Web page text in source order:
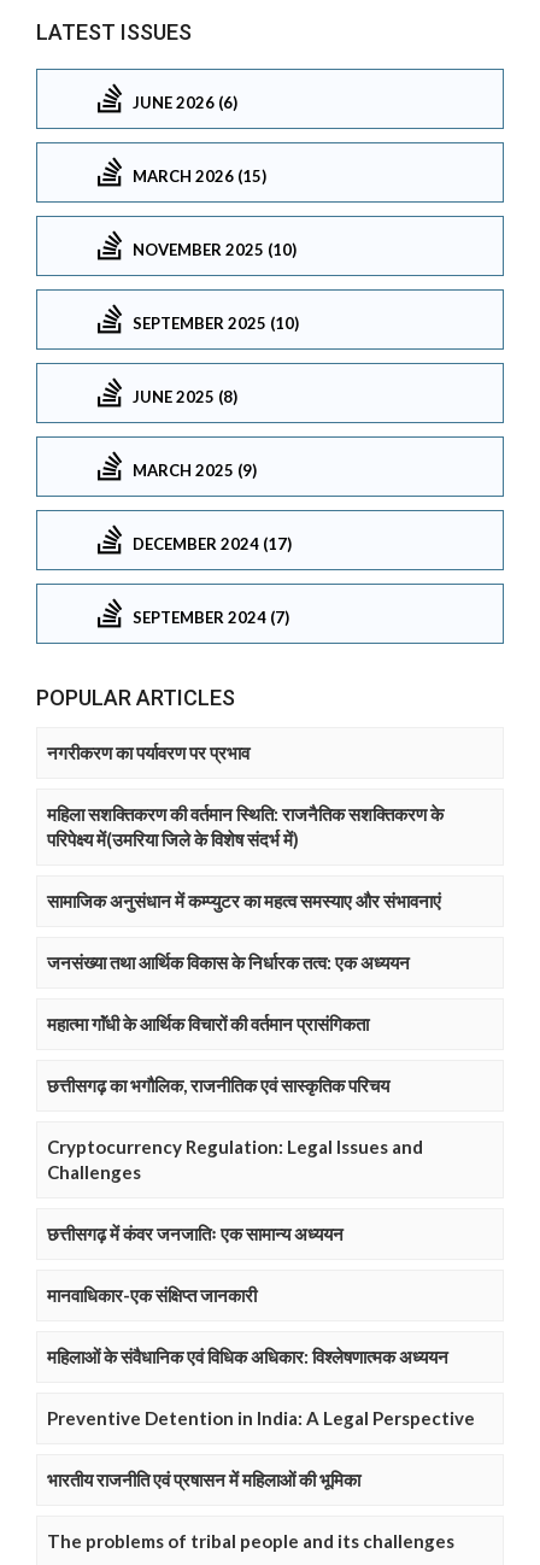
LATEST ISSUES
JUNE 2026 (6)
MARCH 2026 (15)
NOVEMBER 2025 (10)
SEPTEMBER 2025 (10)
JUNE 2025 (8)
MARCH 2025 (9)
DECEMBER 2024 (17)
SEPTEMBER 2024 (7)
POPULAR ARTICLES
नगरीकरण का पर्यावरण पर प्रभाव
महिला सशक्तिकरण की वर्तमान स्थिति: राजनैतिक सशक्तिकरण के
परिपेक्ष्य में(उमरिया जिले के विशेष संदर्भ में)
सामाजिक अनुसंधान में कम्प्युटर का महत्व समस्याए और संभावनाएं
जनसंख्या तथा आर्थिक विकास के निर्धारक तत्व: एक अध्ययन
महात्मा गाॅंधी के आर्थिक विचारों की वर्तमान प्रासंगिकता
छत्तीसगढ़ का भगौलिक, राजनीतिक एवं सास्कृतिक परिचय
Cryptocurrency Regulation: Legal Issues and
Challenges
छत्तीसगढ़ में कंवर जनजातिः एक सामान्य अध्ययन
मानवाधिकार-एक संक्षिप्त जानकारी
महिलाओं के संवैधानिक एवं विधिक अधिकार: विश्लेषणात्मक अध्ययन
Preventive Detention in India: A Legal Perspective
भारतीय राजनीति एवं प्रषासन में महिलाओं की भूमिका
The problems of tribal people and its challenges